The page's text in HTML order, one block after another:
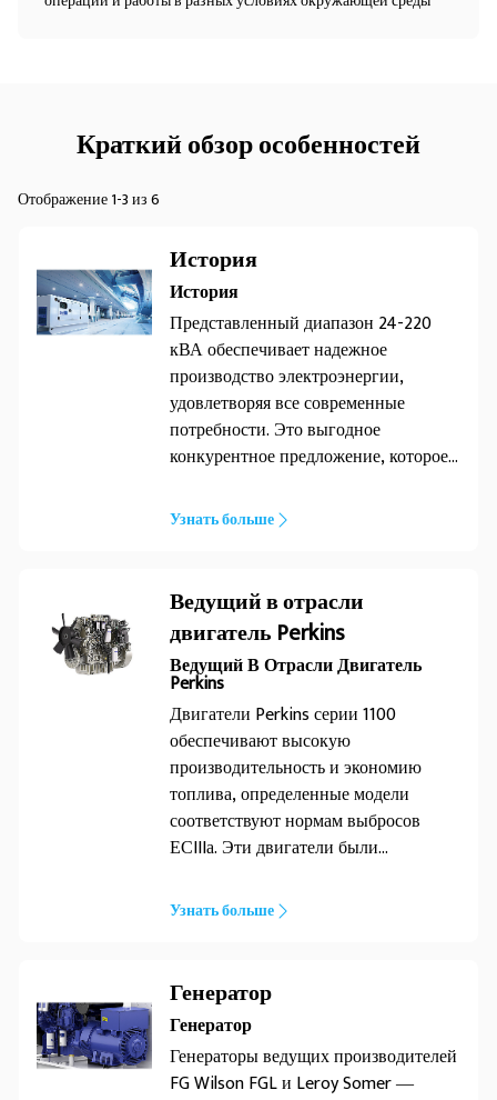
Краткий обзор особенностей
Отображение 1-3 из 6
История
История
Представленный диапазон 24-220
кВА обеспечивает надежное
производство электроэнергии,
удовлетворяя все современные
потребности. Это выгодное
конкурентное предложение, которое
потребности. Обеспечивая
непревзойденное качество, линейка
демонстрирует надежную
производительность с расширенным
выбором опций, предоставляя
возможность выполнения широкого
спектра работ в различных условиях
окружающей среды. Создан для
современного мира, доверьтесь FG
Wilson.
Узнать больше
Ведущий в отрасли
двигатель Perkins
Ведущий В Отрасли Двигатель
Perkins
Двигатели Perkins серии 1100
обеспечивают высокую
производительность и экономию
топлива, определенные модели
соответствуют нормам выбросов
ЕСIIIа. Эти двигатели были
областей применения и хорошо
зарекомендовали себя при работе в
расходе топлива и масла и
соблюдении интервалов
обслуживания в 500 часов двигатель
серии 1100 будет работать
максимально долгое время.
Узнать больше
Генератор
Генератор
Генераторы ведущих производителей
FG Wilson FGL и Leroy Somer ―